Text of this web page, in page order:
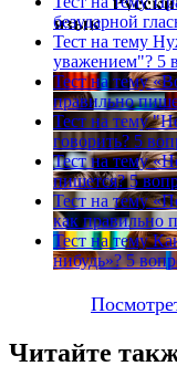
безударной
Тест на тему
уважением"? 5
Тест на тему
правильно
Тест на тему
говорить? 5
Тест на тему
пишется? 5
Тест на тему
как правильно
Тест на тему
нибудь»? 5
Читайте